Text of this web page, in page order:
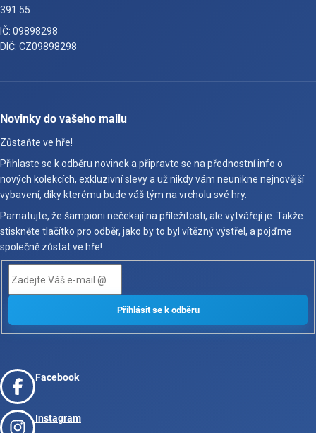
391 55
IČ: 09898298
DIČ: CZ09898298
Novinky do vašeho mailu
Zůstaňte ve hře!
Přihlaste se k odběru novinek a připravte se na přednostní info o
nových kolekcích, exkluzivní slevy a už nikdy vám neunikne nejnovější
vybavení, díky kterému bude váš tým na vrcholu své hry.
Pamatujte, že šampioni nečekají na příležitosti, ale vytvářejí je. Takže
stiskněte tlačítko pro odběr, jako by to byl vítězný výstřel, a pojďme
společně zůstat ve hře!
Facebook
Instagram